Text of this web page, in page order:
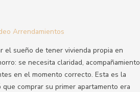
Arrendamientos
el sueño de tener vivienda propia en
se necesita claridad, acompañamiento
en el momento correcto. Esta es la
comprar su primer apartamento era